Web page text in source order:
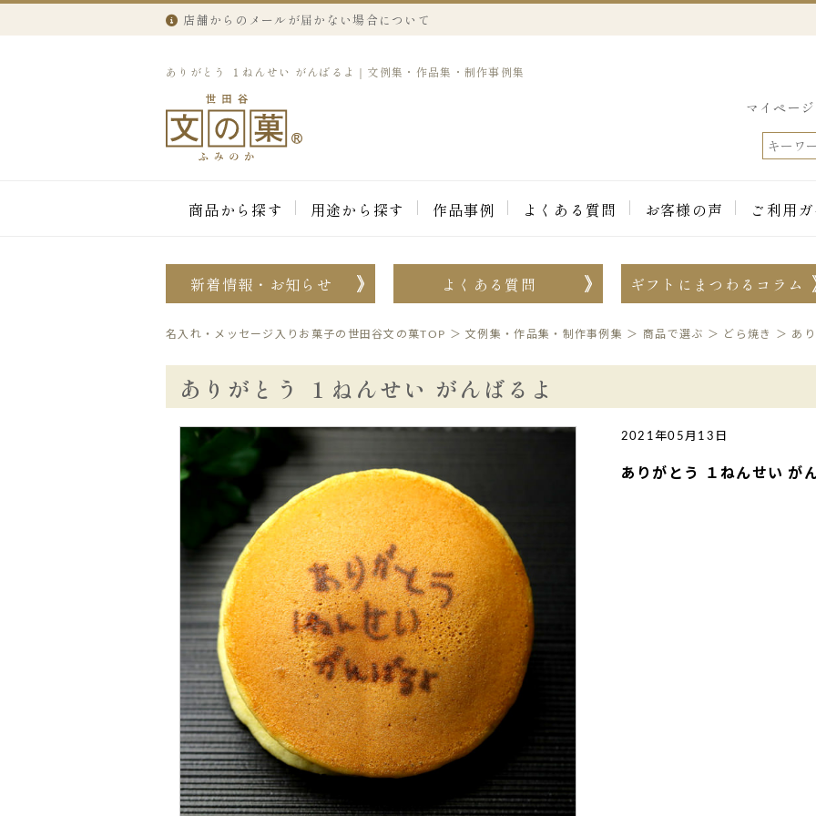
店舗からのメールが届かない場合について
ありがとう １ねんせい がんばるよ｜文例集・作品集・制作事例集
マイページ
商品から探す 用途から探す 作品事例 よくある質問 お客様の声 ご利用
新着情報・お知らせ よくある質問 ギフトにまつわるコラム
名入れ・メッセージ入りお菓子の世田谷文の菓TOP ＞文例集・作品集・制作事例集 ＞ 商品で選ぶ ＞ どら焼き ＞ あ
ありがとう １ねんせい がんばるよ
2021年05月13日
ありがとう １ねんせい が